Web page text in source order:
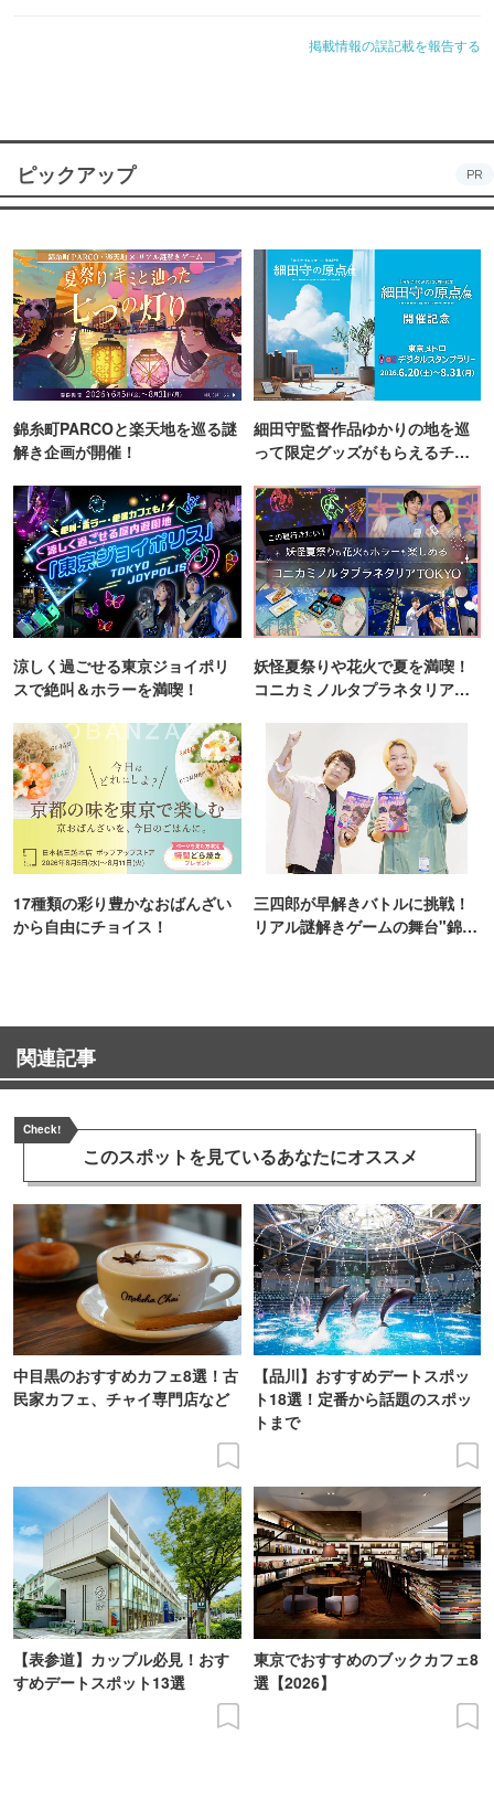
掲載情報の誤記載を報告する
ピックアップ PR
錦糸町PARCOと楽天地を巡る謎
解き企画が開催！
細田守監督作品ゆかりの地を巡
って限定グッズがもらえるチャ
涼しく過ごせる東京ジョイポリ
スで絶叫＆ホラーを満喫！
妖怪夏祭りや花火で夏を満喫！
コニカミノルタプラネタリア
17種類の彩り豊かなおばんざい
から自由にチョイス！
三四郎が早解きバトルに挑戦！
リアル謎解きゲームの舞台"錦糸
関連記事
Check!
このスポットを見ているあなたにオススメ
中目黒のおすすめカフェ8選！古
民家カフェ、チャイ専門店など
【品川】おすすめデートスポッ
ト18選！定番から話題のスポッ
トまで
【表参道】カップル必見！おす
すめデートスポット13選
東京でおすすめのブックカフェ8
選【2026】